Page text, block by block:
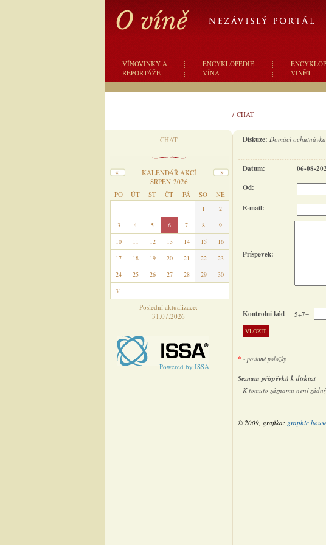
VÍNOVINKY A
REPORTÁŽE
ENCYKLOPEDIE
VÍNA
VINĚT
/ CHAT
CHAT
KALENDÁŘ AKCÍ
SRPEN 2026
PO
ÚT ST ČT PÁ SO NE
1
2
3
4 5 6 7 8
9
10
11 12 13 14 15
16
17
18 19 20 21 22
23
24
25 26 27 28 29
30
31
Poslední aktualizace:
31.07.2026
Powered by ISSA
Diskuze: Domácí
Datum:
06-08-
Od:
E-mail:
Příspěvek:
Kontrolní kód 5+7=
* - povinné položky
Seznam příspěvků k diskuzi
K tomuto záznamu není
© 2009, grafika: graphic